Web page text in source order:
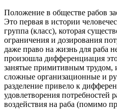
Положение в обществе рабов
Это первая в истории
группа (класс), которая
ограничения и дозирования
даже право на жизнь для раба
произошла дифференциация
занятые примитивным трудом,
сложные организационные и
разделение привело к
удовлетворения потребностей
воздействия на раба (помимо